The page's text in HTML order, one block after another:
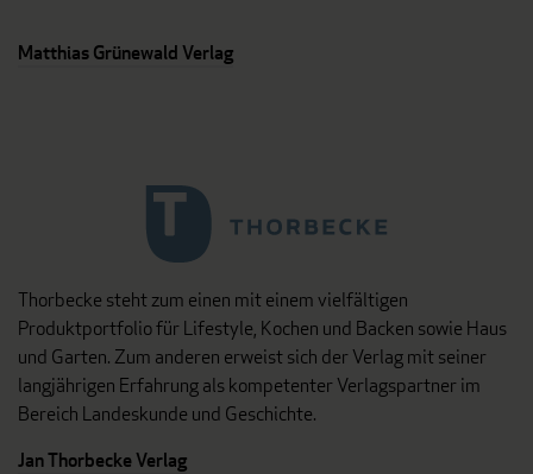
Matthias Grünewald Verlag
Thorbecke steht zum einen mit einem vielfältigen
Produktportfolio für Lifestyle, Kochen und Backen sowie Haus
und Garten. Zum anderen erweist sich der Verlag mit seiner
langjährigen Erfahrung als kompetenter Verlagspartner im
Bereich Landeskunde und Geschichte.
Jan Thorbecke Verlag